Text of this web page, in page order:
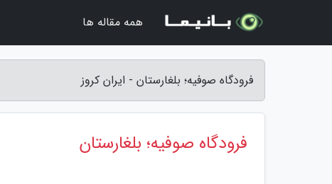
فرودگاه صوفیه؛ بلغارستان - ایران کروز
فرودگاه صوفیه؛ بلغارستان
همه مقاله ها